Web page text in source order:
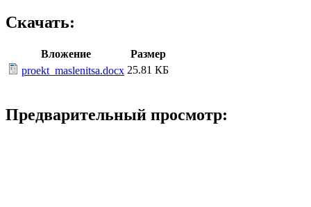
Скачать:
Вложение
Размер
proekt_maslenitsa.docx 25.81 КБ
Предварительный просмотр: